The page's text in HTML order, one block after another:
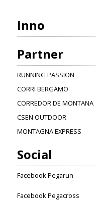
Inno
Partner
RUNNING PASSION
CORRI BERGAMO
CORREDOR DE MONTANA
CSEN OUTDOOR
MONTAGNA EXPRESS
Social
Facebook Pegarun
Facebook Pegacross